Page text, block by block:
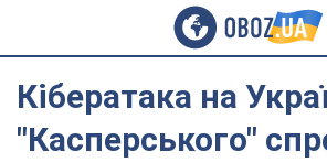
Кібератака на
"Касперського"